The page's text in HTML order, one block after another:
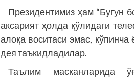
Президентимиз ҳам “Бугун
аксарият ҳолда қўлидаги
алоқа воситаси эмас, кўпинча
дея таъкидладилар.
Таълим масканларида